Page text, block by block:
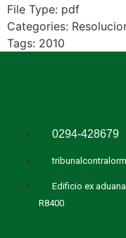
File Type: pdf
Categories:
Tags: 2010
0294-428679
Edificio ex
R8400